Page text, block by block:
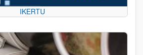
IKERTU